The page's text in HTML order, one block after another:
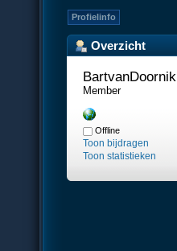
Profielinfo
Overzicht
BartvanDoornik
Member
Offline
Toon bijdragen
Toon statistieken